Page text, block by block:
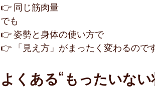
👉 同じ筋肉量
でも
👉 姿勢と身体の使い方で
👉 「見え方」がまったく変わるのです
よくある“もったいない